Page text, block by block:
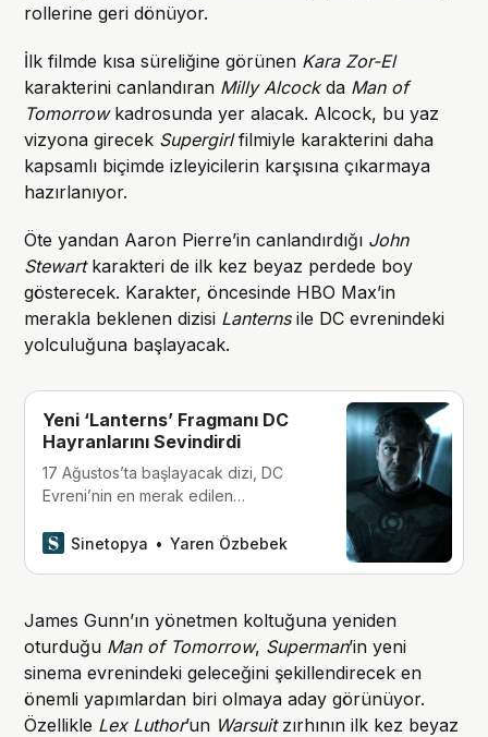
rollerine geri dönüyor.
İlk filmde kısa süreliğine görünen Kara Zor-El
karakterini canlandıran Milly Alcockda Man of
Tomorrowkadrosunda yer alacak. Alcock, bu yaz
vizyona girecek Supergirlfilmiyle karakterini daha
kapsamlı biçimde izleyicilerin karşısına çıkarmaya
hazırlanıyor.
Öte yandan Aaron Pierre’in canlandırdığı John
Stewart karakteri de ilk kez beyaz perdede boy
gösterecek. Karakter, öncesinde HBO Max’in
merakla beklenen dizisi Lanternsile DC evrenindeki
yolculuğuna başlayacak.
Yeni ‘Lanterns’ Fragmanı DC
Hayranlarını Sevindirdi
17 Ağustos’ta başlayacak dizi, DC
Evreni’nin en merak edilen
Yeni fragman ise dizinin yalnızca
Lantern’ hikâyesi olacağını gösteriyor.
Sinetopya Yaren Özbebek
James Gunn’ın yönetmen koltuğuna yeniden
oturduğu Man of Tomorrow, Superman’in yeni
sinema evrenindeki geleceğini şekillendirecek en
önemli yapımlardan biri olmaya aday görünüyor.
Özellikle Lex Luthor’un Warsuitzırhının ilk kez beyaz